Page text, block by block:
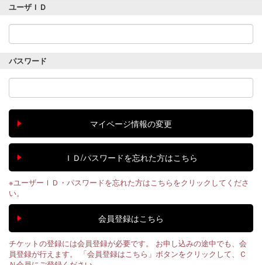
ユーザＩＤ
パスワード
※ユーザーＩＤ・パスワードを忘れた方はこちらをクリックしてくださ
い。
チケットの登録には会員登録が必要です。 お申し込みの途中でも、会
員登録が行えます。 「会員登録はこちら」ボタンをクリックして、Ｃ